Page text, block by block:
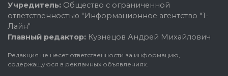
Учредитель: Общество с ограниченной
ответственностью "Информационное агентство "1-
Лайн"
Главный редактор: Кузнецов Андрей Михайлович
Редакция не несет ответственности за информацию,
содержащуюся в рекламных объявлениях.